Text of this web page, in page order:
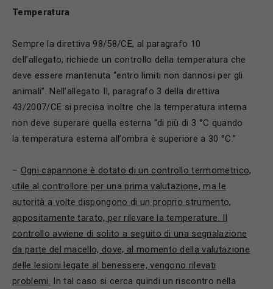
Temperatura
Sempre la direttiva 98/58/CE, al paragrafo 10
dell’allegato, richiede un controllo della temperatura che
deve essere mantenuta “entro limiti non dannosi per gli
animali”. Nell’allegato II, paragrafo 3 della direttiva
43/2007/CE si precisa inoltre che la temperatura interna
non deve superare quella esterna “di più di 3 °C quando
la temperatura esterna all’ombra è superiore a 30 °C.”
– Ogni capannone è dotato di un controllo termometrico,
utile al controllore per una prima valutazione, ma le
autorità a volte dispongono di un proprio strumento,
appositamente tarato, per rilevare la temperature. Il
controllo avviene di solito a seguito di una segnalazione
da parte del macello, dove, al momento della valutazione
delle lesioni legate al benessere,vengono rilevati
problemi. In tal caso si cerca quindi un riscontro nella